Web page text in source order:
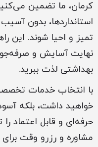
کرمان، ما تضمین
استانداردها، بدون
تمیز و احیا شوند. این
نهایت آسایش و
بهداشتی لذت ببرید.
با انتخاب خدمات
خواهید داشت، بلکه
حرفه‌ای و قابل اعتماد
مشاوره و رزرو وقت